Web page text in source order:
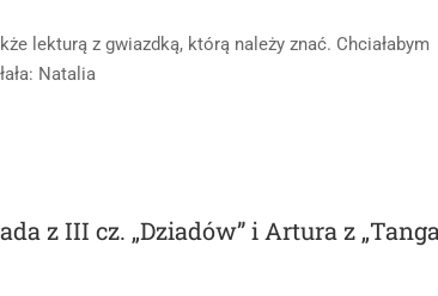
lekturą z gwiazdką, którą należy znać. Chciałabym
Natalia
z III cz. „Dziadów” i Artura z